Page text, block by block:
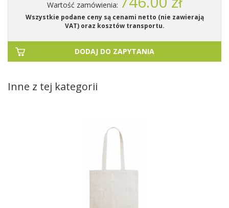
Wartość zamówienia:
Wszystkie podane ceny są cenami netto (nie zawierają
VAT) oraz kosztów transportu.
DODAJ DO ZAPYTANIA
Inne z tej kategorii